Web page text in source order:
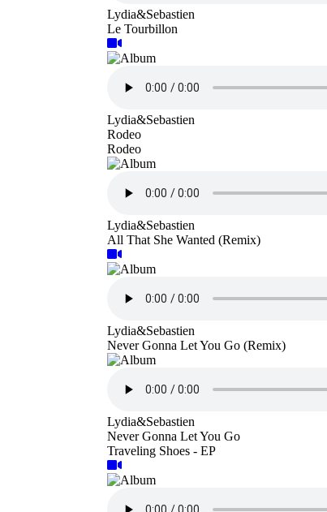
Lydia&Sebastien
Le Tourbillon
Lydia&Sebastien
Rodeo
Rodeo
Lydia&Sebastien
All That She Wanted (Remix)
Lydia&Sebastien
Never Gonna Let You Go (Remix)
Lydia&Sebastien
Never Gonna Let You Go
Traveling Shoes - EP